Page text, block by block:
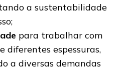
a sustentabilidade
para trabalhar com
diferentes espessuras,
a diversas demandas